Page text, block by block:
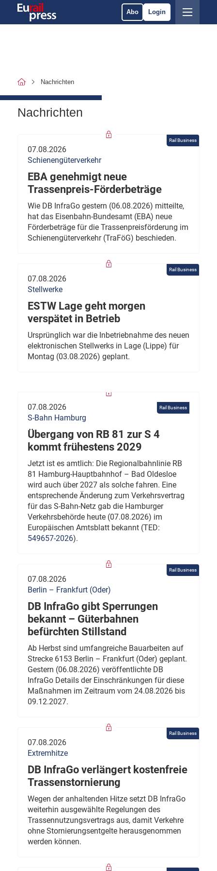
Abo Login
Nachrichten
Nachrichten
Rail Business
07.08.2026
Schienengüterverkehr
EBA genehmigt neue
Trassenpreis-Förderbeträge
Wie DB InfraGo gestern (06.08.2026) mitteilte,
hat das Eisenbahn-Bundesamt (EBA) neue
Förderbeträge für die Trassenpreisförderung im
Schienengüterverkehr (TraFöG) beschieden.
Rail Business
07.08.2026
Stellwerke
ESTW Lage geht morgen
verspätet in Betrieb
Ursprünglich war die Inbetriebnahme des neuen
elektronischen Stellwerks in Lage (Lippe) für
Montag (03.08.2026) geplant.
Rail Business
07.08.2026
S-Bahn Hamburg
Übergang von RB 81 zur S 4
kommt frühestens 2029
Jetzt ist es amtlich: Die Regionalbahnlinie RB
81 Hamburg-Hauptbahnhof – Bad Oldesloe
wird auch über 2027 als solche fahren. Eine
entsprechende Änderung zum Verkehrsvertrag
für das S-Bahn-Netz gab die Hamburger
Verkehrsbehörde heute (07.08.2026) im
Europäischen Amtsblatt bekannt (TED:
549657-2026).
Rail Business
07.08.2026
Berlin – Frankfurt (Oder)
DB InfraGo gibt Sperrungen
bekannt – Güterbahnen
befürchten Stillstand
Ab Herbst sind umfangreiche Bauarbeiten auf
Strecke 6153 Berlin – Frankfurt (Oder) geplant.
Gestern (06.08.2026) veröffentlichte DB
InfraGo Details der Einschränkungen für diese
Maßnahmen im Zeitraum vom 24.08.2026 bis
09.12.2027.
Rail Business
07.08.2026
Extremhitze
DB InfraGo verlängert kostenfreie
Trassenstornierung
Wegen der anhaltenden Hitze setzt DB InfraGo
weiterhin ausgewählte Regelungen des
Trassennutzungsvertrags aus, damit Verkehre
ohne Stornierungsentgelte herausgenommen
werden können.